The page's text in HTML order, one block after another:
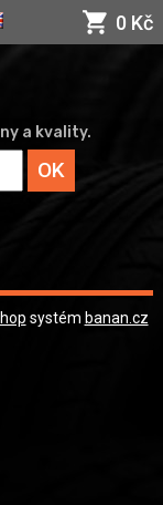
0 Kč
a kvality.
systém banan.cz